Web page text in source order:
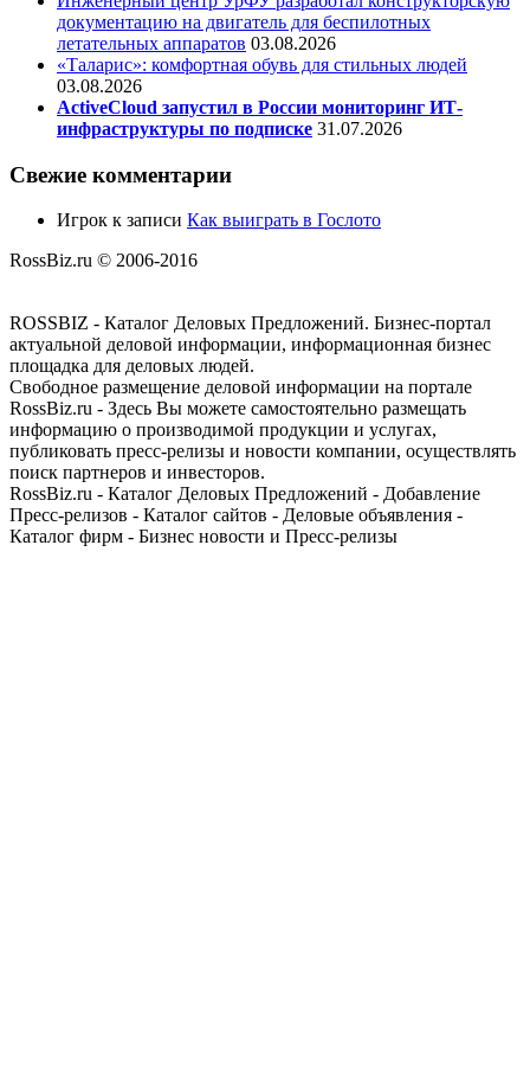
документацию на двигатель для беспилотных
летательных аппаратов 03.08.2026
«Таларис»: комфортная обувь для стильных людей
03.08.2026
ActiveCloud запустил в России мониторинг ИТ-
инфраструктуры по подписке 31.07.2026
Свежие комментарии
Игрок к записи Как выиграть в Гослото
RossBiz.ru © 2006-2016
ROSSBIZ - Каталог Деловых Предложений. Бизнес-портал
актуальной деловой информации, информационная бизнес
площадка для деловых людей.
Свободное размещение деловой информации на портале
RossBiz.ru - Здесь Вы можете самостоятельно размещать
информацию о производимой продукции и услугах,
публиковать пресс-релизы и новости компании, осуществлять
поиск партнеров и инвесторов.
RossBiz.ru - Каталог Деловых Предложений - Добавление
Пресс-релизов - Каталог сайтов - Деловые объявления -
Каталог фирм - Бизнес новости и Пресс-релизы